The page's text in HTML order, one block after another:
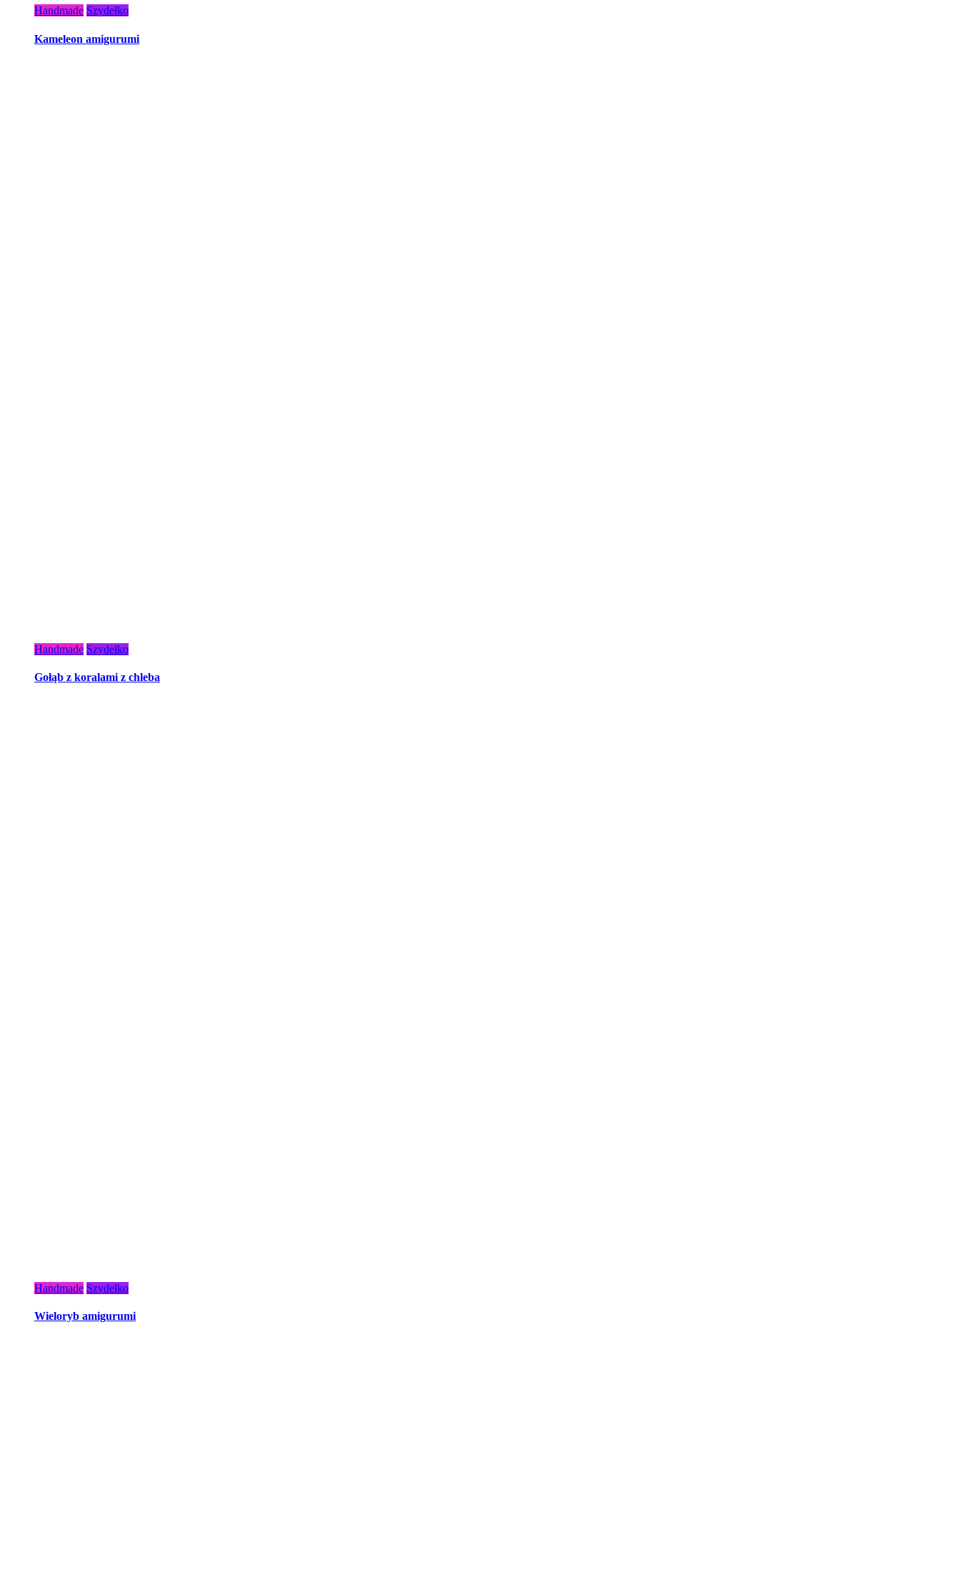
Handmade Szydełko
Kameleon amigurumi
Handmade Szydełko
Gołąb z koralami z chleba
Handmade Szydełko
Wieloryb amigurumi